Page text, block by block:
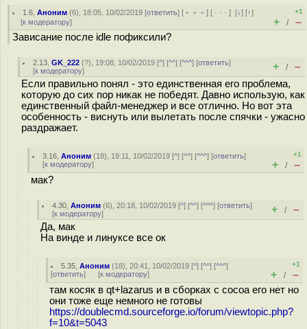
1.6 ,Аноним (6), 18:05, 10/02/2019 [ответить] [ ﹢﹢﹢] [ · · ·][↓] [↑]
[к модератору]
+1
+ / –
Зависание после idle пофиксили?
2.13 ,GK_222 (?), 19:08, 10/02/2019 [^] [^^] [^^^] [ответить]
[к модератору] + / –
Если правильно понял - это единственная его проблема,
которую до сих пор никак не победят. Давно использую, как
единственный файл-менеджер и все отлично. Но вот эта
особенность - виснуть или вылетать после спячки - ужасно
раздражает.
3.16 ,Аноним (18), 19:11, 10/02/2019 [^] [^^] [^^^] [ответить]
[к модератору]
+1
+ / –
мак?
4.30 ,Аноним (6), 20:18, 10/02/2019 [^] [^^] [^^^] [ответить]
[к модератору] + / –
Да, мак
На винде и линуксе все ок
5.35 ,Аноним (18), 20:41, 10/02/2019 [^] [^^] [^^^]
[ответить] [к модератору]
+1
+ / –
там косяк в qt+lazarus и в сборках с cocoa его нет но
они тоже еще немного не готовы
https://doublecmd.sourceforge.io/forum/viewtopic.php?
f=10&t=5043